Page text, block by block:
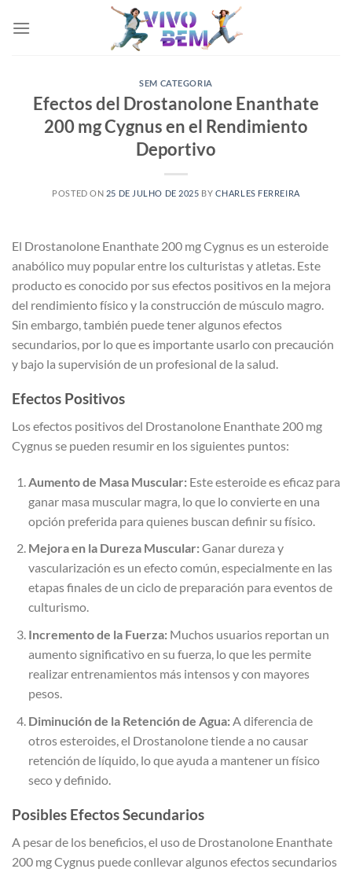
SEM CATEGORIA
Efectos del Drostanolone Enanthate
200 mg Cygnus en el Rendimiento
Deportivo
POSTED ON 25 DE JULHO DE 2025 BY CHARLES FERREIRA
El Drostanolone Enanthate 200 mg Cygnus es un esteroide
anabólico muy popular entre los culturistas y atletas. Este
producto es conocido por sus efectos positivos en la mejora
del rendimiento físico y la construcción de músculo magro.
Sin embargo, también puede tener algunos efectos
secundarios, por lo que es importante usarlo con precaución
y bajo la supervisión de un profesional de la salud.
Efectos Positivos
Los efectos positivos del Drostanolone Enanthate 200 mg
Cygnus se pueden resumir en los siguientes puntos:
Aumento de Masa Muscular:Este esteroide es eficaz para
ganar masa muscular magra, lo que lo convierte en una
opción preferida para quienes buscan definir su físico.
Mejora en la Dureza Muscular:Ganar dureza y
vascularización es un efecto común, especialmente en las
etapas finales de un ciclo de preparación para eventos de
culturismo.
Incremento de la Fuerza:Muchos usuarios reportan un
aumento significativo en su fuerza, lo que les permite
realizar entrenamientos más intensos y con mayores
pesos.
Diminución de la Retención de Agua:A diferencia de
otros esteroides, el Drostanolone tiende a no causar
retención de líquido, lo que ayuda a mantener un físico
seco y definido.
Posibles Efectos Secundarios
A pesar de los beneficios, el uso de Drostanolone Enanthate
200 mg Cygnus puede conllevar algunos efectos secundarios